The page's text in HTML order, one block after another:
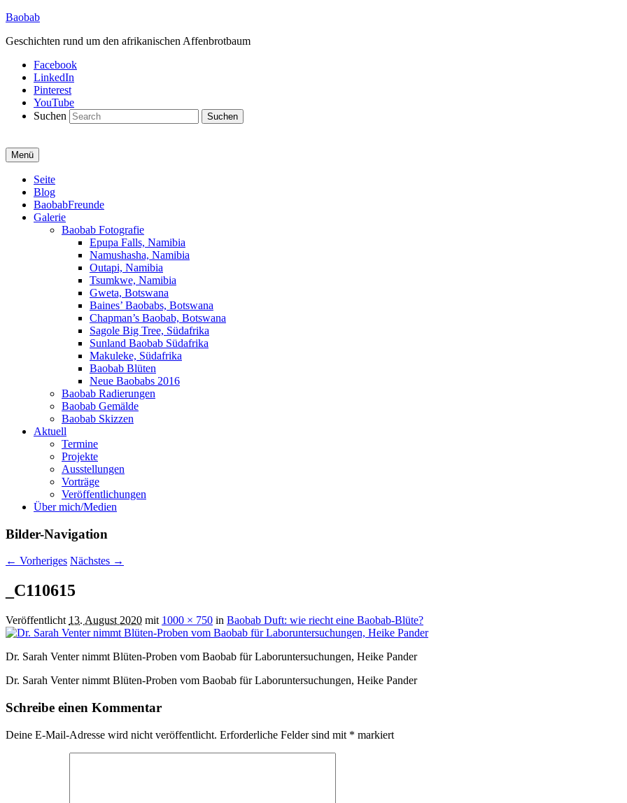
Baobab
Geschichten rund um den afrikanischen Affenbrotbaum
Facebook
LinkedIn
Pinterest
YouTube
Suchen
Menü
Primäres
Menü
Seite
Blog
BaobabFreunde
Galerie
Baobab Fotografie
Epupa Falls, Namibia
Namushasha, Namibia
Outapi, Namibia
Tsumkwe, Namibia
Gweta, Botswana
Baines’ Baobabs, Botswana
Chapman’s Baobab, Botswana
Sagole Big Tree, Südafrika
Sunland Baobab Südafrika
Makuleke, Südafrika
Baobab Blüten
Neue Baobabs 2016
Baobab Radierungen
Baobab Gemälde
Baobab Skizzen
Aktuell
Termine
Projekte
Ausstellungen
Vorträge
Veröffentlichungen
Über mich/Medien
Bilder-Navigation
← Vorheriges Nächstes →
_C110615
Veröffentlicht 13. August 2020 mit 1000 × 750 in Baobab Duft: wie riecht eine Baobab-Blüte?
Dr. Sarah Venter nimmt Blüten-Proben vom Baobab für Laboruntersuchungen, Heike Pander
Dr. Sarah Venter nimmt Blüten-Proben vom Baobab für Laboruntersuchungen, Heike Pander
Schreibe einen Kommentar
Deine E-Mail-Adresse wird nicht veröffentlicht. Erforderliche Felder sind mit * markiert